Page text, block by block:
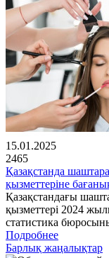
15.01.2025
2465
Қазақстанда
қызметтеріне
Қазақстандағы
қызметтері 2024
статистика
Подробнее
Барлық жаңалықтар